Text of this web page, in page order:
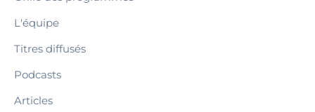
L'équipe
Titres diffusés
Podcasts
Articles